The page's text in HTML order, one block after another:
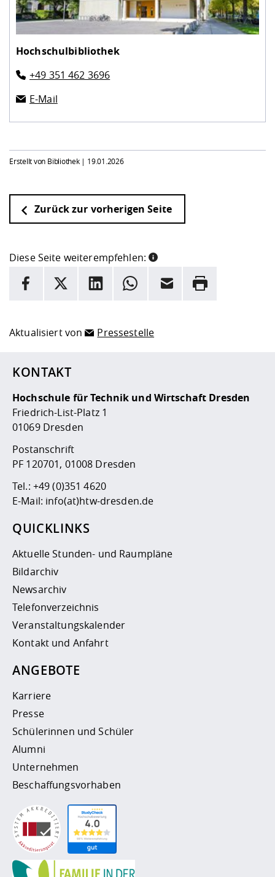
Hochschulbibliothek
+49 351 462 3696
E-Mail
Erstellt von Bibliothek | 19.01.2026
Zurück zur vorherigen Seite
Diese Seite weiterempfehlen:
INFORMATION
Facebook
X LinkedInWhatsappE-Mail Drucken
Aktualisiert von Pressestelle
KONTAKT
Hochschule für Technik und Wirtschaft Dresden
Friedrich-List-Platz 1
01069 Dresden
Postanschrift
PF 120701, 01008 Dresden
Tel.: +49 (0)351 4620
E-Mail: info(at)htw-dresden.de
QUICKLINKS
Aktuelle Stunden- und Raumpläne
Bildarchiv
Newsarchiv
Telefonverzeichnis
Veranstaltungskalender
Kontakt und Anfahrt
ANGEBOTE
Karriere
Presse
Schülerinnen und Schüler
Alumni
Unternehmen
Beschaffungsvorhaben